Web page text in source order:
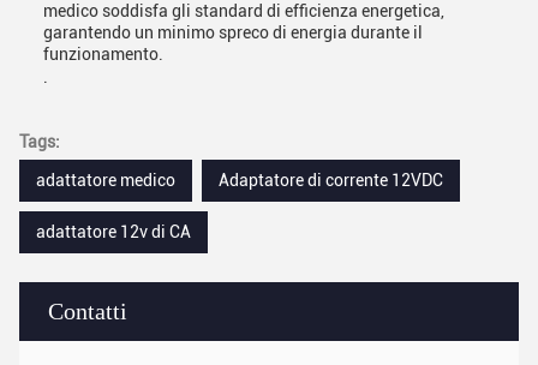
Contatti
medico soddisfa gli standard di efficienza energetica,
garantendo un minimo spreco di energia durante il
funzionamento.
Tags:
adattatore medico
Adaptatore di corrente 12VDC
adattatore 12v di CA